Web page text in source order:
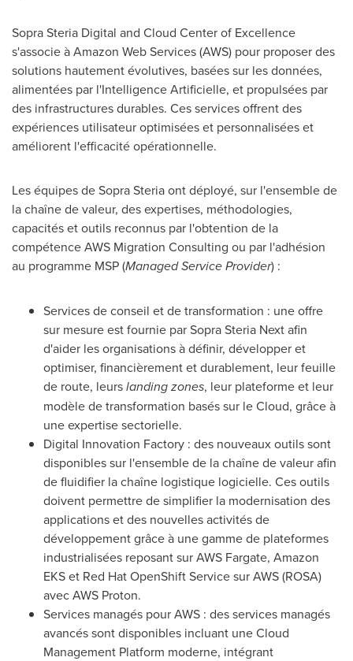
Sopra Steria Digital and Cloud Center of Excellence
s'associe à Amazon Web Services (AWS) pour proposer des
solutions hautement évolutives, basées sur les données,
alimentées par l'Intelligence Artificielle, et propulsées par
des infrastructures durables. Ces services offrent des
expériences utilisateur optimisées et personnalisées et
améliorent l'efficacité opérationnelle.
Les équipes de Sopra Steria ont déployé, sur l'ensemble de
la chaîne de valeur, des expertises, méthodologies,
capacités et outils reconnus par l'obtention de la
compétence AWS Migration Consulting ou par l'adhésion
au programme MSP (Managed Service Provider) :
Services de conseil et de transformation : une offre
sur mesure est fournie par Sopra Steria Next afin
d'aider les organisations à définir, développer et
optimiser, financièrement et durablement, leur feuille
de route, leurslanding zones, leur plateforme et leur
modèle de transformation basés sur le Cloud, grâce à
une expertise sectorielle.
Digital Innovation Factory : des nouveaux outils sont
disponibles sur l'ensemble de la chaîne de valeur afin
de fluidifier la chaîne logistique logicielle. Ces outils
doivent permettre de simplifier la modernisation des
applications et des nouvelles activités de
développement grâce à une gamme de plateformes
industrialisées reposant sur AWS Fargate, Amazon
EKS et Red Hat OpenShift Service surAWS (ROSA)
avec AWS Proton.
Services managés pour AWS : des services managés
avancés sont disponibles incluant une Cloud
Management Platform moderne, intégrant